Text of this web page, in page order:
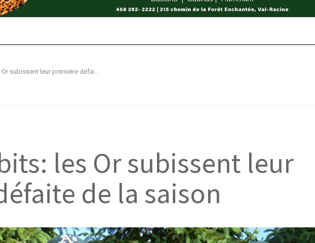
les Or subissent leur
de la saison